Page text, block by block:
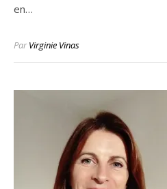
en…
ParVirginie Vinas